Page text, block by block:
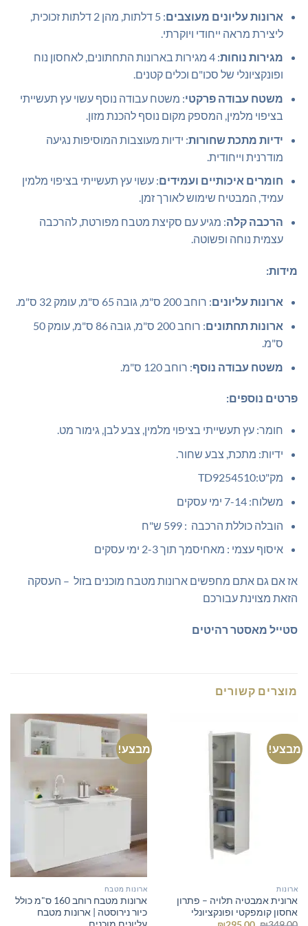
ארונות עליונים מעוצבים
: 5 דלתות, מהן 2 דלתות זכוכית,
ליצירת מראה ייחודי ויוקרתי.
מגירות נוחות
: 4 מגירות בארונות התחתונים, לאחסון נוח
ופונקציונלי של סכו"ם וכלים קטנים.
משטח עבודה פרקטי: משטח עבודה נוסף עשוי עץ תעשייתי
בציפוי מלמין, המספק מקום נוסף להכנת מזון.
ידיות מתכת שחורות: ידיות מעוצבות המוסיפות נגיעה
מודרנית וייחודית.
חומרים איכותיים ועמידים: עשוי עץ תעשייתי בציפוי מלמין
עמיד, המבטיח שימוש לאורך זמן.
הרכבה קלה: מגיע עם סקיצת מטבח מפורטת, להרכבה
עצמית נוחה ופשוטה.
מידות:
ארונות עליונים: רוחב 200 ס"מ, גובה 65 ס"מ, עומק 32 ס"מ.
ארונות תחתונים
: רוחב 200 ס"מ, גובה 86 ס"מ, עומק 50
ס"מ.
משטח עבודה נוסף: רוחב 120 ס"מ.
פרטים נוספים:
חומר: עץ תעשייתי בציפוי מלמין, צבע לבן, גימור מט.
ידיות: מתכת, צבע שחור.
מק"ט:TD9254510
משלוח: 7-14 ימי עסקים
הובלה כוללת הרכבה : 599 ש"ח
איסוף עצמי : מאחיסמך תוך 2-3 ימי עסקים
אז אם גם אתם מחפשים ארונות מטבח מוכנים בזול – העסקה
הזאת מצוינת עבורכם
סטייל מאסטר רהיטים
מוצרים קשורים
מבצע!
ארונות
ארונית אמבטיה תלויה – פתרון
אחסון קומפקטי ופונקציונלי
מבצע!
ארונות מטבח
ארונות מטבח רוחב 160 ס"מ כולל
כיור נירוסטה | ארונות מטבח
עליונים מוכנים